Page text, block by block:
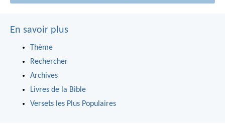
En savoir plus
Thème
Rechercher
Archives
Livres de la Bible
Versets les Plus Populaires